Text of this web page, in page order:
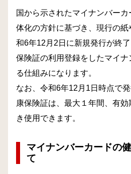
国から示されたマイナンバー
体化の方針に基づき、現行の
和6年12月2日に新規発行が終
保険証の利用登録をしたマイ
る仕組みになります。
なお、令和6年12月1日時点で
康保険証は、最大１年間、有
き使用できます。
マイナンバーカードの
て